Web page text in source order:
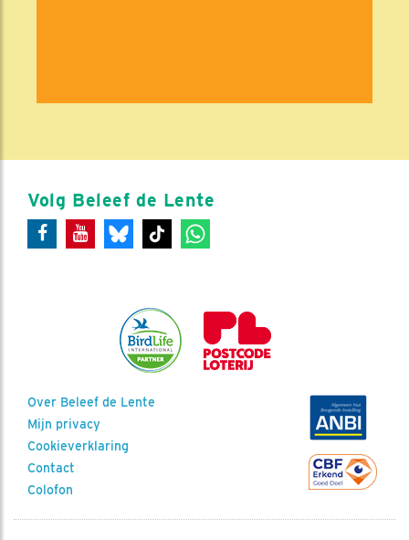
Volg Beleef de Lente
Over Beleef de Lente
Mijn privacy
Cookieverklaring
Contact
Colofon